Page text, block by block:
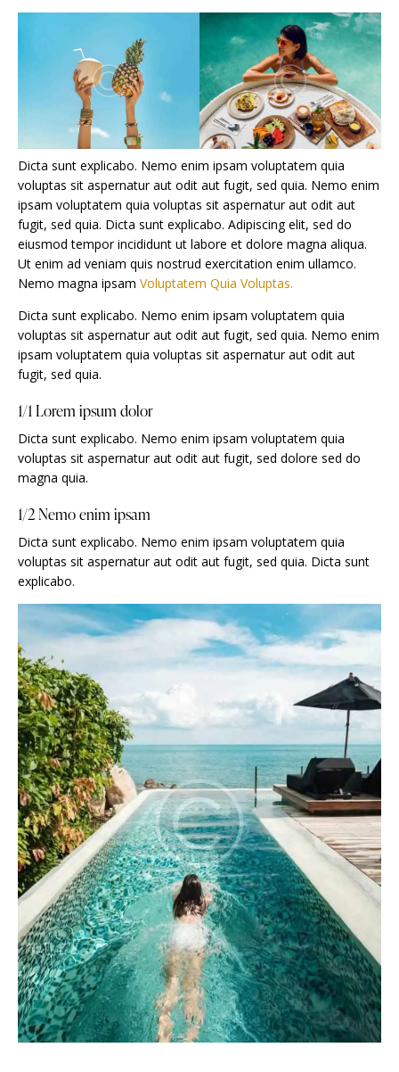
Dicta sunt explicabo. Nemo enim ipsam voluptatem quia
voluptas sit aspernatur aut odit aut fugit, sed quia. Nemo enim
ipsam voluptatem quia voluptas sit aspernatur aut odit aut
fugit, sed quia. Dicta sunt explicabo. Adipiscing elit, sed do
eiusmod tempor incididunt ut labore et dolore magna aliqua.
Ut enim ad veniam quis nostrud exercitation enim ullamco.
Nemo magna ipsam Voluptatem Quia Voluptas.
Dicta sunt explicabo. Nemo enim ipsam voluptatem quia
voluptas sit aspernatur aut odit aut fugit, sed quia. Nemo enim
ipsam voluptatem quia voluptas sit aspernatur aut odit aut
fugit, sed quia.
1/1 Lorem ipsum dolor
Dicta sunt explicabo. Nemo enim ipsam voluptatem quia
voluptas sit aspernatur aut odit aut fugit, sed dolore sed do
magna quia.
1/2 Nemo enim ipsam
Dicta sunt explicabo. Nemo enim ipsam voluptatem quia
voluptas sit aspernatur aut odit aut fugit, sed quia. Dicta sunt
explicabo.